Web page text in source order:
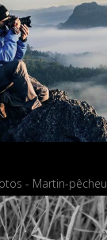
- Martin-